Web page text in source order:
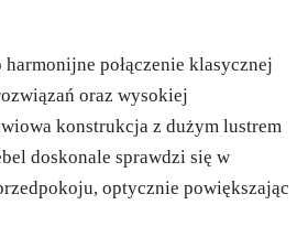
harmonijne połączenie klasycznej
oraz wysokiej
konstrukcja z dużym lustrem
doskonale sprawdzi się w
optycznie powiększając